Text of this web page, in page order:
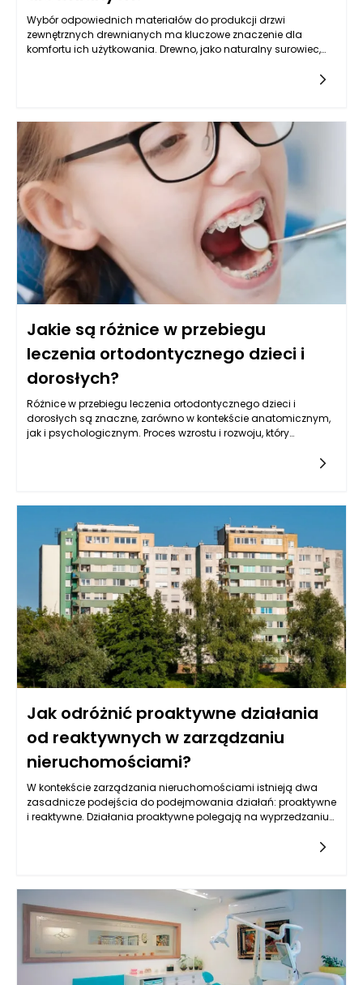
Wybór odpowiednich materiałów do produkcji drzwi
zewnętrznych drewnianych ma kluczowe znaczenie dla
komfortu ich użytkowania. Drewno, jako naturalny surowiec,
znacznie lepszą wentylację oraz zdolność do pochłaniania
wilgoci. Producent drzwi zewnętrznych często wskazuje na
konkretny rodzaj drewna wykorzystywanego w produkcji,
ponieważ gatunki takie jak dąb czy mahoń nie tylko
przyciągają wzrok swoją estetyką, ale również zapewniają
trwałość i odporność na działanie warunków
atmosferycznych. Importujące drewno z innych krajów często
wiąże się z koniecznością dodatkowego zabezpieczania i
konserwacji, co wpływa na długoterminowy komfort
użytkowania i konieczność podejmowania regularnych
działań pielęgnacyjnych.
Jakie są różnice w przebiegu
leczenia ortodontycznego dzieci i
dorosłych?
Różnice w przebiegu leczenia ortodontycznego dzieci i
dorosłych są znaczne, zarówno w kontekście anatomicznym,
jak i psychologicznym. Proces wzrostu i rozwoju, który
zgryzu. Dodatkowo, ich tkanki kostne są bardziej elastyczne,
co sprzyja szybszemu przystosowywaniu się zębów do
nowego ułożenia. W związku z tym ortodoncja produkty
stosowane u dzieci są często inne niż te, które wykorzystuje się
w terapii dorosłych pacjentów. Dzieci często noszą aparaty,
które są zaprojektowane w sposób, który pozwala na łatwiejsze
dostosowanie ich do zmieniającego się ukształtowania ciała
oraz zębów.
Jak odróżnić proaktywne działania
od reaktywnych w zarządzaniu
nieruchomościami?
W kontekście zarządzania nieruchomościami istnieją dwa
zasadnicze podejścia do podejmowania działań: proaktywne
i reaktywne. Działania proaktywne polegają na wyprzedzaniu
przemyślany. Przykładem proaktywnego zarządzania
nieruchomością może być regularne przeprowadzanie
inspekcji budynków, co pozwala na wczesne wykrycie
niesprawności systemów grzewczych, wodnych czy
elektrycznych. Dzięki takiemu podejściu można uniknąć
kosztownych napraw oraz dodatkowych niedogodności dla
najemców oraz właścicieli.